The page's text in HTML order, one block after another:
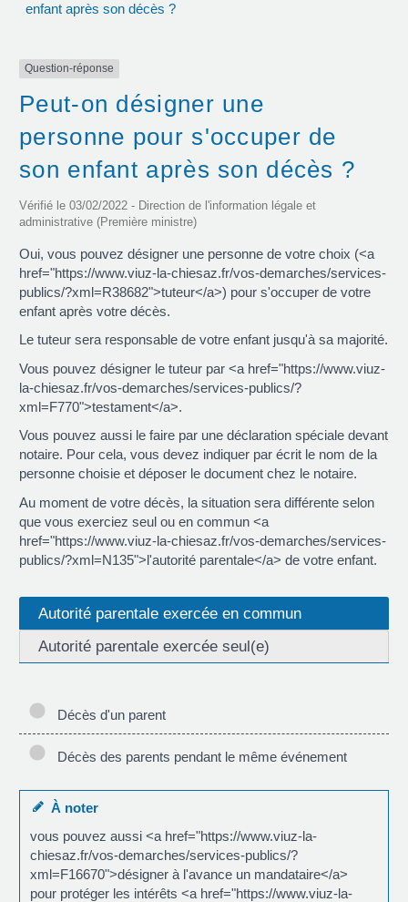
enfant après son décès ?
Question-réponse
Peut-on désigner une
personne pour s'occuper de
son enfant après son décès ?
Vérifié le 03/02/2022 - Direction de l'information légale et
administrative (Première ministre)
Oui, vous pouvez désigner une personne de votre choix (<a
href="https://www.viuz-la-chiesaz.fr/vos-demarches/services-
publics/?xml=R38682">tuteur</a>) pour s'occuper de votre
enfant après votre décès.
Le tuteur sera responsable de votre enfant jusqu'à sa majorité.
Vous pouvez désigner le tuteur par <a href="https://www.viuz-
la-chiesaz.fr/vos-demarches/services-publics/?
xml=F770">testament</a>.
Vous pouvez aussi le faire par une déclaration spéciale devant
notaire. Pour cela, vous devez indiquer par écrit le nom de la
personne choisie et déposer le document chez le notaire.
Au moment de votre décès, la situation sera différente selon
que vous exerciez seul ou en commun <a
href="https://www.viuz-la-chiesaz.fr/vos-demarches/services-
publics/?xml=N135">l'autorité parentale</a> de votre enfant.
Autorité parentale exercée en commun
Autorité parentale exercée seul(e)
Décès d'un parent
Décès des parents pendant le même événement
À noter
vous pouvez aussi <a href="https://www.viuz-la-
chiesaz.fr/vos-demarches/services-publics/?
xml=F16670">désigner à l'avance un mandataire</a>
pour protéger les intérêts <a href="https://www.viuz-la-